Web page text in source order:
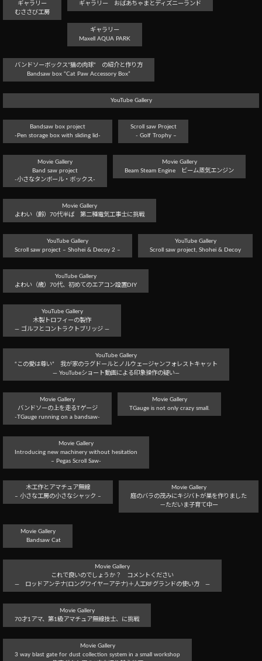
ギャラリー
むささび工房
ギャラリー おばあちゃまとディズニーランド
ギャラリー
Maxell AQUA PARK
バンドソーボックス”猫の肉球” の紹介と作り方
Bandsaw box “Cat Paw Accessory Box”
YouTube Gallery
Bandsaw box project
-Pen storage box with sliding lid-
Scroll saw Project
- Golf Trophy –
Movie Gallery
Band saw project
-小さなタンボール・ボックス-
Movie Gallery
Beam Steam Engine ビーム蒸気エンジン
Movie Gallery
よわい（齢）70代半ば 第二種電気工事士に挑戦
YouTube Gallery
Scroll saw project – Shohei & Decoy 2 –
YouTube Gallery
Scroll saw project, Shohei & Decoy
YouTube Gallery
よわい（歳）70代、初めてのエアコン設置DIY
YouTube Gallery
木製トロフィーの製作
― ゴルフとコントラクトブリッジ ―
YouTube Gallery
“この愛は尊い” 我が家のラグドールとノルウェージャンフォレストキャット
― YouTubeショート動画による印象操作の疑い―
Movie Gallery
バンドソーの上を走るTゲージ
-TGauge running on a bandsaw-
Movie Gallery
TGauge is not only crazy small.
Movie Gallery
Introducing new machinery without hesitation
– Pegas Scroll Saw-
木工作とアマチュア無線
– 小さな工房の小さなシャック –
Movie Gallery
庭のバラの茂みにキジバトが巣を作りました
－ただいま子育て中ー
Movie Gallery
Bandsaw Cat
Movie Gallery
これで良いのでしょうか？ コメントください
― ロッドアンテナ(ロングワイヤーアテナ)＋人工RFグランドの使い方 ―
Movie Gallery
70才1アマ、第1級アマチュア無線技士、に挑戦
Movie Gallery
3 way blast gate for dust collection system in a small workshop